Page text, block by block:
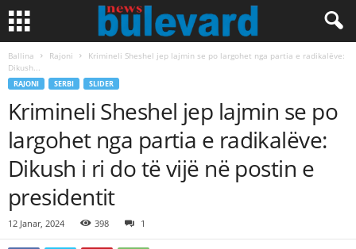
Ballina Rajoni
Krimineli Sheshel jep lajmin se po largohet nga partia e radikalëve:
Dikush...
RAJONI SERBI SLIDER
Krimineli Sheshel jep lajmin se po
largohet nga partia e radikalëve:
Dikush i ri do të vijë në postin e
presidentit
12 Janar, 2024 398 1